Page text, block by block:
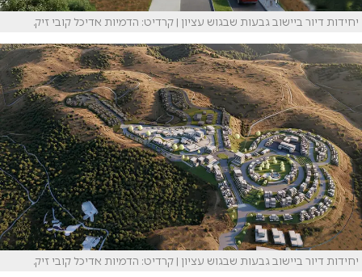
יחידות דיור ביישוב גבעות שבגוש עציון | קרדיט: הדמיות אדיכל קובי זיק.
יחידות דיור ביישוב גבעות שבגוש עציון | קרדיט: הדמיות אדיכל קובי זיק.